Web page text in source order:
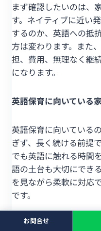
お問合せ
まず確認したいのは、
す。ネイティブに近い
するのか、英語への抵
方は変わります。また
担、費用、無理なく継
になります。
英語保育に向いている
英語保育に向いている
ぎず、長く続ける前提
でも英語に触れる時間
語の土台も大切にでき
を見ながら柔軟に対応
です。
早く始めるほど必ず